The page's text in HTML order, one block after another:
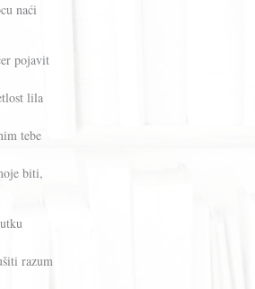
naći
pojavit
lila
tebe
biti,
razum